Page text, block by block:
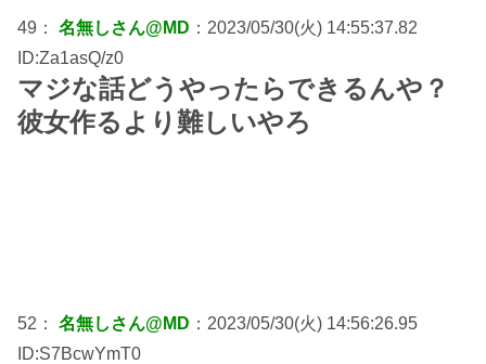
49： 名無しさん@MD ：2023/05/30(火) 14:55:37.82
ID:Za1asQ/z0
マジな話どうやったらできるんや？
彼女作るより難しいやろ
52： 名無しさん@MD ：2023/05/30(火) 14:56:26.95
ID:S7BcwYmT0